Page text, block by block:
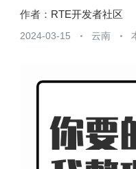
作者： RTE开发者社区
2024-03-15 云南